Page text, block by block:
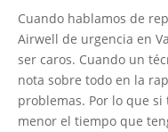
Cuando hablamos de
Airwell de urgencia en
ser caros. Cuando un
nota sobre todo en la
problemas. Por lo que
menor el tiempo que